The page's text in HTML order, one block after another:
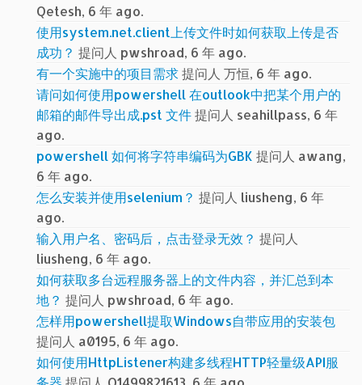
Qetesh, 6 年 ago.
使用system.net.client上传文件时如何获取上传是否
成功？ 提问人 pwshroad, 6 年 ago.
有一个实施中的项目需求提问人 万恒, 6 年 ago.
请问如何使用powershell 在outlook中把某个用户的
邮箱的邮件导出成.pst 文件提问人 seahillpass, 6 年
ago.
powershell 如何将字符串编码为GBK 提问人 awang,
6 年 ago.
怎么安装并使用selenium？ 提问人 liusheng, 6 年
ago.
输入用户名、密码后，点击登录无效？ 提问人
liusheng, 6 年 ago.
如何获取多台远程服务器上的文件内容，并汇总到本
地？ 提问人 pwshroad, 6 年 ago.
怎样用powershell提取Windows自带应用的安装包
提问人 a0195, 6 年 ago.
如何使用HttpListener构建多线程HTTP轻量级API服